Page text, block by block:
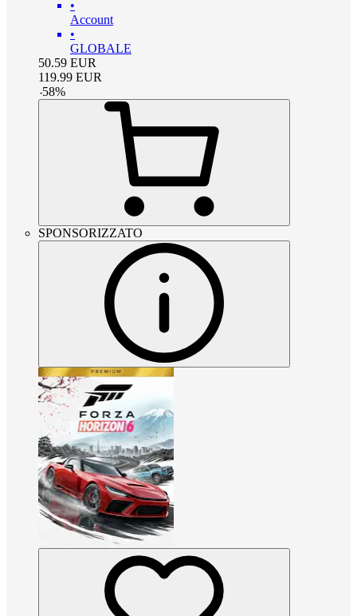
•
Account
•
GLOBALE
50.59 EUR
119.99 EUR
-58%
SPONSORIZZATO